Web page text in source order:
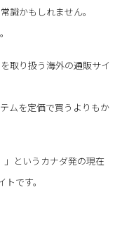
識かもしれません。
取り扱う海外の通販サイ
ムを定価で買うよりもか
」というカナダ発の現在
です。